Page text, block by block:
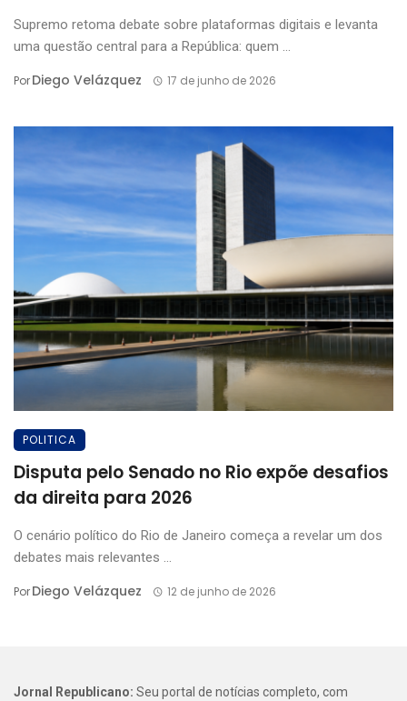
Supremo retoma debate sobre plataformas digitais e levanta
uma questão central para a República: quem ...
PorDiego Velázquez 17 de junho de 2026
POLITICA
Disputa pelo Senado no Rio expõe desafios
da direita para 2026
O cenário político do Rio de Janeiro começa a revelar um dos
debates mais relevantes ...
PorDiego Velázquez 12 de junho de 2026
Jornal Republicano: Seu portal de notícias completo, com